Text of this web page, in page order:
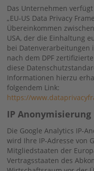
Das Unternehmen
„EU-US Data Privacy
Übereinkommen
USA, der die Einhaltung
bei Datenverarbeitungen
nach dem DPF
diese
Informationen hierzu
folgendem Link:
https://
IP Anonymisierung
Die Google Analytics IP-
wird Ihre IP-Adresse von
Mitgliedstaaten der
Vertragsstaaten des